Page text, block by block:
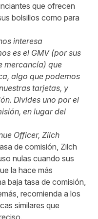
que ofrecen
bolsillos como para
interesa
es el GMV (por sus
mercancía) que
algo que podemos
tarjetas, y
Divides uno por el
en lugar del
Officer, Zilch
de comisión, Zilch
nulas cuando sus
la hace más
baja tasa de comisión,
recomienda a los
similares que